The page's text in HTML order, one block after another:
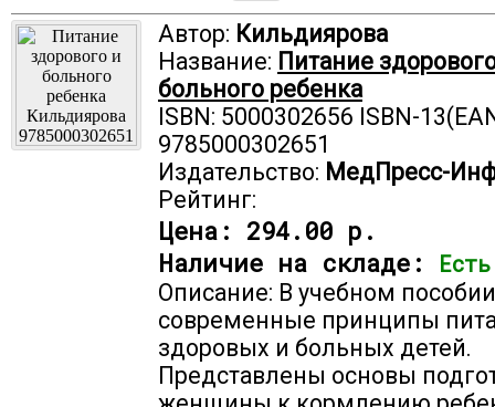
Автор: Кильдиярова
Название: Питание
больного ребенка
ISBN: 5000302656 ISBN-
9785000302651
Издательство: МедПресс-
Рейтинг:
Цена: 294.00 р.
Наличие на складе:
Есть
Описание: В учебном
современные принципы
здоровых и больных детей.
Представлены основы